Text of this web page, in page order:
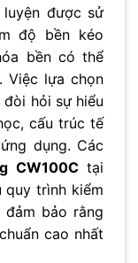
được sử
độ bền kéo
bền có thể
Việc lựa chọn
hỏi sự hiểu
cấu trúc tế
dụng. Các
CW100Ctại
quy trình kiểm
bảo rằng
cao nhất